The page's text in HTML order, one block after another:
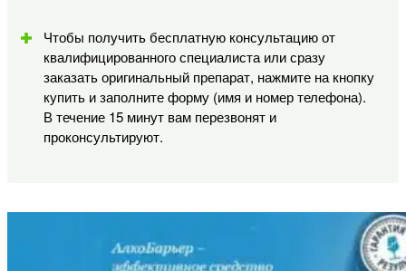
Чтобы получить бесплатную консультацию от
квалифицированного специалиста или сразу
заказать оригинальный препарат, нажмите на кнопку
купить и заполните форму (имя и номер телефона).
В течение 15 минут вам перезвонят и
проконсультируют.